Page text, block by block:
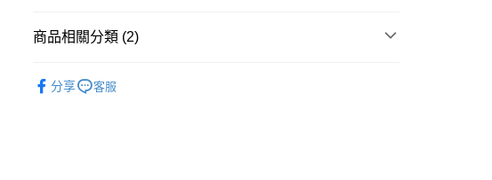
相關說明
的訂單。 如果訂購後七個工作天內我們未能收到有關存款，有關訂單將被
送貨方式
商品相關分類 (2)
分享 客服